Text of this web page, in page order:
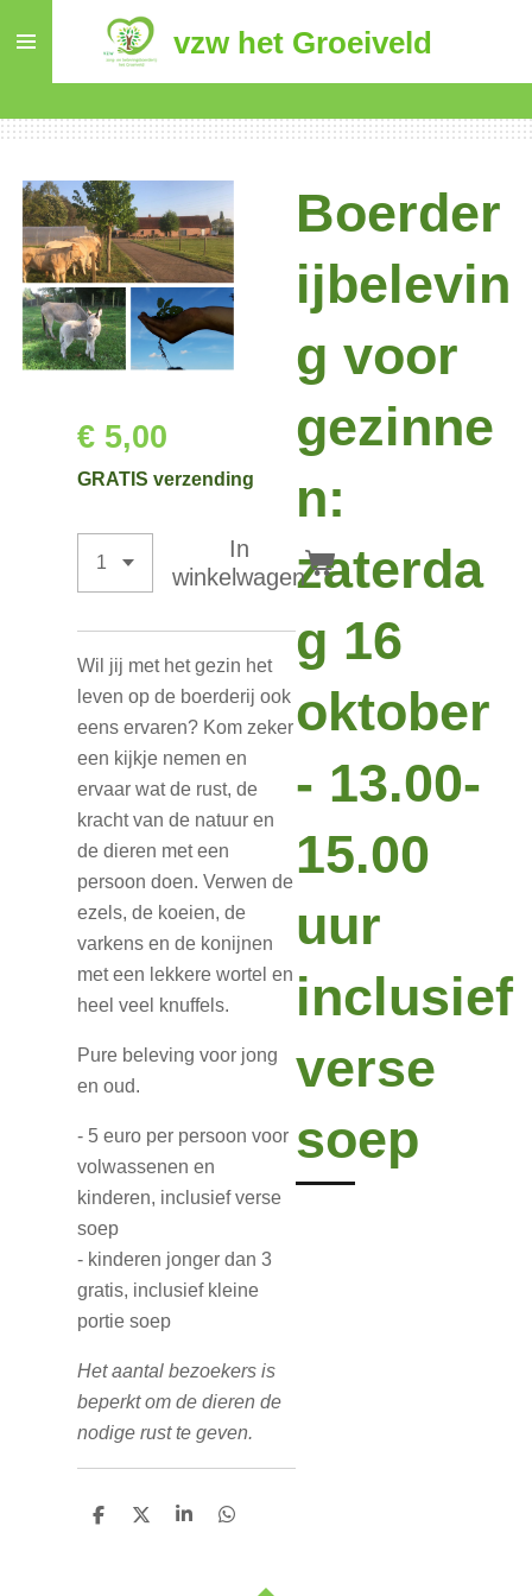
de
vzw het Groeiveld
Boerder
ijbelevin
g voor
gezinne
n:
zaterda
g 16
oktober
- 13.00-
15.00
uur
inclusief
verse
soep
€ 5,00
GRATIS verzending
In
winkelwagen
Wil jij met het gezin het
leven op de boerderij ook
eens ervaren? Kom zeker
een kijkje nemen en
ervaar wat de rust, de
kracht van de natuur en
de dieren met een
persoon doen. Verwen de
ezels, de koeien, de
varkens en de konijnen
met een lekkere wortel en
heel veel knuffels.
Pure beleving voor jong
en oud.
- 5 euro per persoon voor
volwassenen en
kinderen, inclusief verse
soep
- kinderen jonger dan 3
gratis, inclusief kleine
portie soep
Het aantal bezoekers is
beperkt om de dieren de
nodige rust te geven.
D
D
S
D